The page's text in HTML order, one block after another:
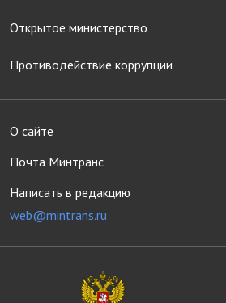
Открытое министерство
Противодействие коррупции
О сайте
Почта Минтранс
Написать в редакцию
web@mintrans.ru